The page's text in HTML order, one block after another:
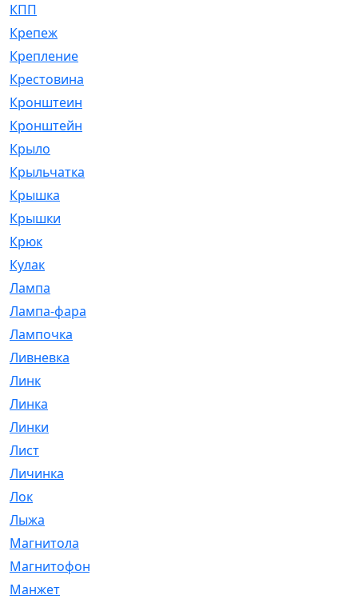
КПП
Крепеж
Крепление
Крестовина
Кронштеин
Кронштейн
Крыло
Крыльчатка
Крышка
Крышки
Крюк
Кулак
Лампа
Лампа-фара
Лампочка
Ливневка
Линк
Линка
Линки
Лист
Личинка
Лок
Лыжа
Магнитола
Магнитофон
Манжет